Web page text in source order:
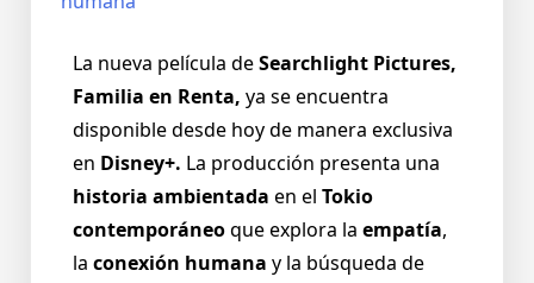
La nueva película deSearchlight Pictures,
Familia en Renta, ya se encuentra
disponible desde hoy de manera exclusiva
en Disney+. La producción presenta una
historia ambientada en el Tokio
contemporáneoque explora la empatía,
la conexión humana y la búsqueda de